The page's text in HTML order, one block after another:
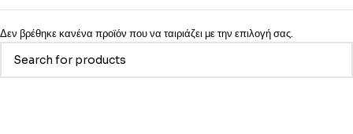
Δεν βρέθηκε κανένα προϊόν που να ταιριάζει με την επιλογή σας.